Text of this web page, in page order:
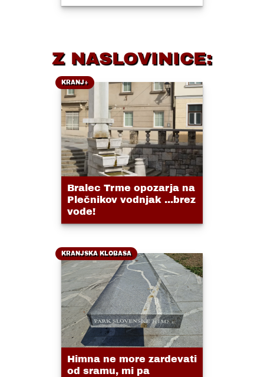
Z NASLOVINICE:
KRANJ+
Bralec Trme opozarja na
Plečnikov vodnjak ...brez
vode!
KRANJSKA KLOBASA
Himna ne more zardevati
od sramu, mi pa